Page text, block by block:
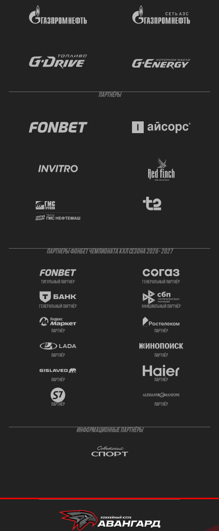
ПАРТНЁРЫ
ПАРТНЕРЫ ФОНБЕТ ЧЕМПИОНАТА КХЛ СЕЗОНА 2026- 2027
титульный партнер генеральный партнёр
генеральный партнёр официальный партнёр
партнёр партнёр
партнёр партнёр
партнёр партнёр
партнёр партнёр
ИНФОРМАЦИОННЫЕ ПАРТНЁРЫ